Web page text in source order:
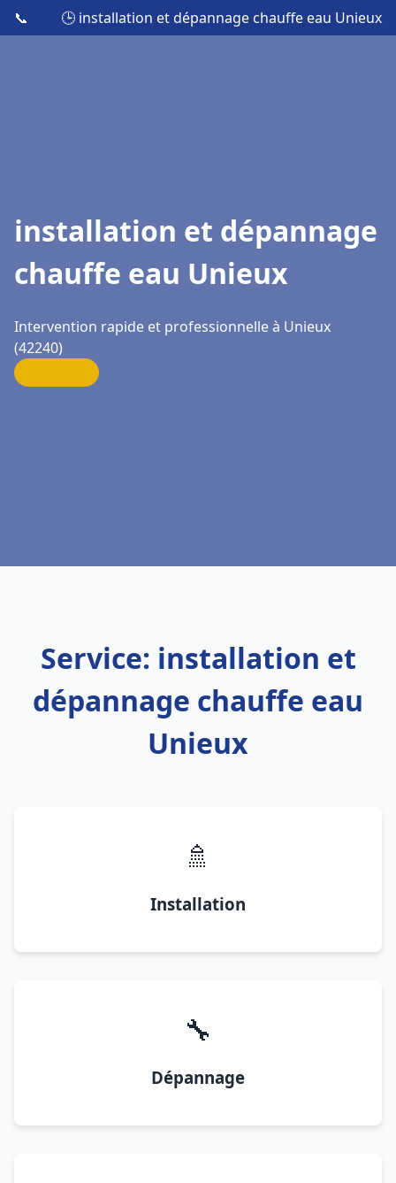
📞 🕒 installation et dépannage chauffe eau Unieux
installation et dépannage
chauffe eau Unieux
Intervention rapide et professionnelle à Unieux
(42240)
Service: installation et
dépannage chauffe eau
Unieux
🚿
Installation
🔧
Dépannage